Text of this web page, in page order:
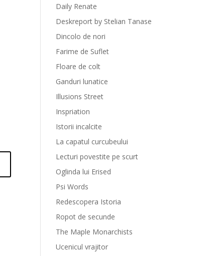
Daily Renate
Deskreport by Stelian Tanase
Dincolo de nori
Farime de Suflet
Floare de colt
Ganduri lunatice
Illusions Street
Inspriation
Istorii incalcite
La capatul curcubeului
Lecturi povestite pe scurt
Oglinda lui Erised
Psi Words
Redescopera Istoria
Ropot de secunde
The Maple Monarchists
Ucenicul vrajitor